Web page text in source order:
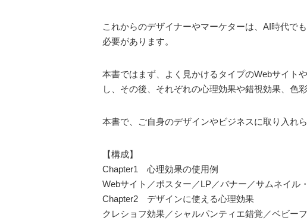
これからのデザイナーやマーケターは、AI時代で
必要があります。
本書ではまず、よく見かけるタイプのWebサイト
し、その後、それぞれの心理効果や錯視効果、色
本書で、ご自身のデザインやビジネスに取り入れ
【構成】
Chapter1 心理効果の使用例
Webサイト／ポスター／LP／バナー／サムネイル
Chapter2 デザインに使える心理効果
クレショフ効果／シャルパンティエ錯覚／ベビー